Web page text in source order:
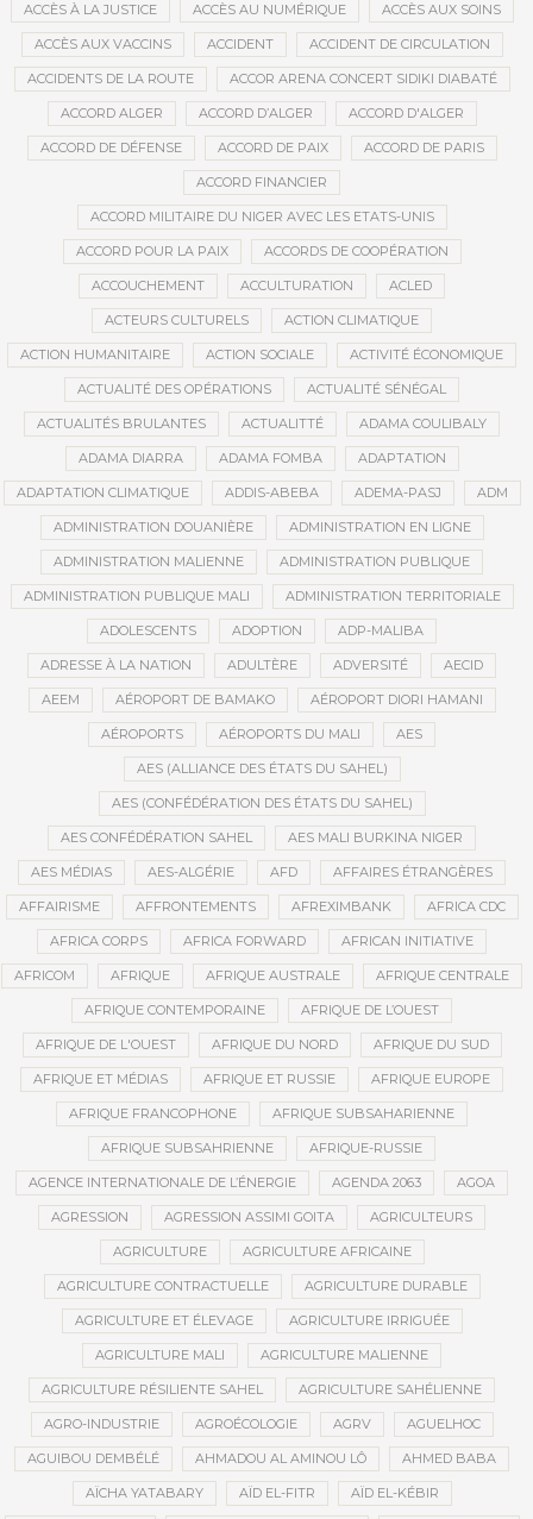
ACCÈS À LA JUSTICE ACCÈS AU NUMÉRIQUE ACCÈS AUX SOINS
ACCÈS AUX VACCINS ACCIDENT ACCIDENT DE CIRCULATION
ACCIDENTS DE LA ROUTE ACCOR ARENA CONCERT SIDIKI DIABATÉ
ACCORD ALGER ACCORD D’ALGER ACCORD D'ALGER
ACCORD DE DÉFENSE ACCORD DE PAIX ACCORD DE PARIS
ACCORD FINANCIER
ACCORD MILITAIRE DU NIGER AVEC LES ETATS-UNIS
ACCORD POUR LA PAIX ACCORDS DE COOPÉRATION
ACCOUCHEMENT ACCULTURATION ACLED
ACTEURS CULTURELS ACTION CLIMATIQUE
ACTION HUMANITAIRE ACTION SOCIALE ACTIVITÉ ÉCONOMIQUE
ACTUALITÉ DES OPÉRATIONS ACTUALITÉ SÉNÉGAL
ACTUALITÉS BRULANTES ACTUALITTÉ ADAMA COULIBALY
ADAMA DIARRA ADAMA FOMBA ADAPTATION
ADAPTATION CLIMATIQUE ADDIS-ABEBA ADEMA-PASJ ADM
ADMINISTRATION DOUANIÈRE ADMINISTRATION EN LIGNE
ADMINISTRATION MALIENNE ADMINISTRATION PUBLIQUE
ADMINISTRATION PUBLIQUE MALI ADMINISTRATION TERRITORIALE
ADOLESCENTS ADOPTION ADP-MALIBA
ADRESSE À LA NATION ADULTÈRE ADVERSITÉ AECID
AEEM AÉROPORT DE BAMAKO AÉROPORT DIORI HAMANI
AÉROPORTS AÉROPORTS DU MALI AES
AES (ALLIANCE DES ÉTATS DU SAHEL)
AES (CONFÉDÉRATION DES ÉTATS DU SAHEL)
AES CONFÉDÉRATION SAHEL AES MALI BURKINA NIGER
AES MÉDIAS AES-ALGÉRIE AFD AFFAIRES ÉTRANGÈRES
AFFAIRISME AFFRONTEMENTS AFREXIMBANK AFRICA CDC
AFRICA CORPS AFRICA FORWARD AFRICAN INITIATIVE
AFRICOM AFRIQUE AFRIQUE AUSTRALE AFRIQUE CENTRALE
AFRIQUE CONTEMPORAINE AFRIQUE DE L’OUEST
AFRIQUE DE L'OUEST AFRIQUE DU NORD AFRIQUE DU SUD
AFRIQUE ET MÉDIAS AFRIQUE ET RUSSIE AFRIQUE EUROPE
AFRIQUE FRANCOPHONE AFRIQUE SUBSAHARIENNE
AFRIQUE SUBSAHRIENNE AFRIQUE-RUSSIE
AGENCE INTERNATIONALE DE L’ÉNERGIE AGENDA 2063 AGOA
AGRESSION AGRESSION ASSIMI GOITA AGRICULTEURS
AGRICULTURE AGRICULTURE AFRICAINE
AGRICULTURE CONTRACTUELLE AGRICULTURE DURABLE
AGRICULTURE ET ÉLEVAGE AGRICULTURE IRRIGUÉE
AGRICULTURE MALI AGRICULTURE MALIENNE
AGRICULTURE RÉSILIENTE SAHEL AGRICULTURE SAHÉLIENNE
AGRO-INDUSTRIE AGROÉCOLOGIE AGRV AGUELHOC
AGUIBOU DEMBÉLÉ AHMADOU AL AMINOU LÔ AHMED BABA
AÏCHA YATABARY AÏD EL-FITR AÏD EL-KÉBIR